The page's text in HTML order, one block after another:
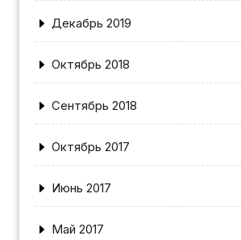
Декабрь 2019
Октябрь 2018
Сентябрь 2018
Октябрь 2017
Июнь 2017
Май 2017